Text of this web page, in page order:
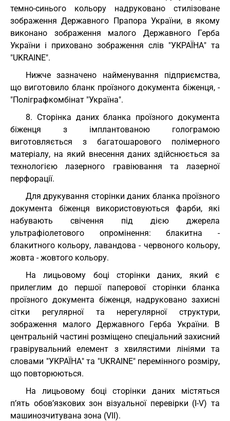
темно-синього кольору надруковано стилізоване
зображення Державного Прапора України, в якому
виконано зображення малого Державного Герба
України і приховано зображення слів "УКРАЇНА" та
"UKRAINE".
Нижче зазначено найменування підприємства,
що виготовило бланк проїзного документа біженця, -
"Поліграфкомбінат "Україна".
8. Сторінка даних бланка проїзного документа
біженця з імплантованою голограмою
виготовляється з багатошарового полімерного
матеріалу, на який внесення даних здійснюється за
технологією лазерного гравіювання та лазерної
перфорації.
Для друкування сторінки даних бланка проїзного
документа біженця використовуються фарби, які
набувають свічення під дією джерела
ультрафіолетового опромінення: блакитна -
блакитного кольору, лавандова - червоного кольору,
жовта - жовтого кольору.
На лицьовому боці сторінки даних, який є
прилеглим до першої паперової сторінки бланка
проїзного документа біженця, надруковано захисні
сітки регулярної та нерегулярної структури,
зображення малого Державного Герба України. В
центральній частині розміщено спеціальний захисний
гравірувальний елемент з хвилястими лініями та
словами "УКРАЇНА" та "UKRAINE" перемінного розміру,
що повторюються.
На лицьовому боці сторінки даних містяться
п’ять обов’язкових зон візуальної перевірки (I-V) та
машинозчитувана зона (VII).